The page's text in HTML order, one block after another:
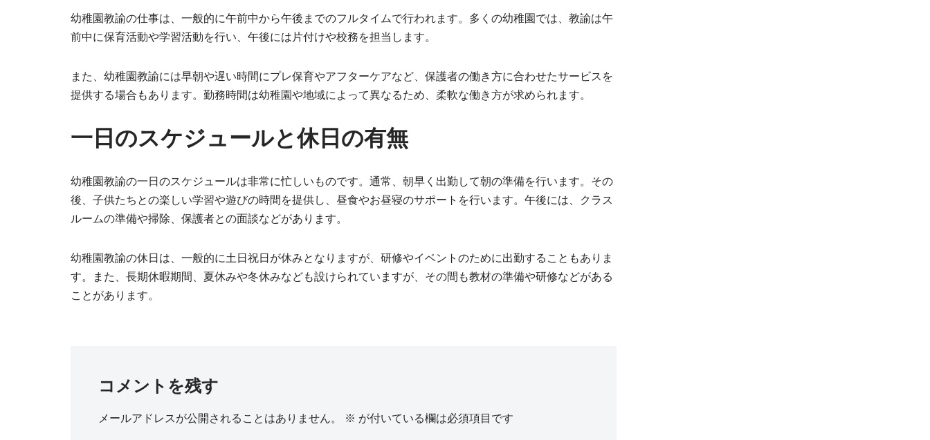
幼稚園教諭の仕事は、一般的に午前中から午後までのフルタイムで行われます。多くの幼稚園では、教諭は午
前中に保育活動や学習活動を行い、午後には片付けや校務を担当します。
また、幼稚園教諭には早朝や遅い時間にプレ保育やアフターケアなど、保護者の働き方に合わせたサービスを
提供する場合もあります。勤務時間は幼稚園や地域によって異なるため、柔軟な働き方が求められます。
一日のスケジュールと休日の有無
幼稚園教諭の一日のスケジュールは非常に忙しいものです。通常、朝早く出勤して朝の準備を行います。その
後、子供たちとの楽しい学習や遊びの時間を提供し、昼食やお昼寝のサポートを行います。午後には、クラス
ルームの準備や掃除、保護者との面談などがあります。
幼稚園教諭の休日は、一般的に土日祝日が休みとなりますが、研修やイベントのために出勤することもありま
す。また、長期休暇期間、夏休みや冬休みなども設けられていますが、その間も教材の準備や研修などがある
ことがあります。
コメントを残す
メールアドレスが公開されることはありません。 ※ が付いている欄は必須項目です